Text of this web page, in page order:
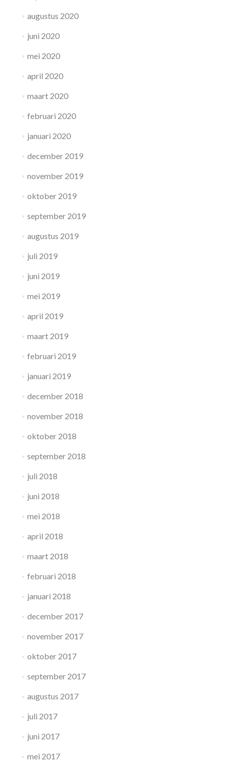
augustus 2020
juni 2020
mei 2020
april 2020
maart 2020
februari 2020
januari 2020
december 2019
november 2019
oktober 2019
september 2019
augustus 2019
juli 2019
juni 2019
mei 2019
april 2019
maart 2019
februari 2019
januari 2019
december 2018
november 2018
oktober 2018
september 2018
juli 2018
juni 2018
mei 2018
april 2018
maart 2018
februari 2018
januari 2018
december 2017
november 2017
oktober 2017
september 2017
augustus 2017
juli 2017
juni 2017
mei 2017